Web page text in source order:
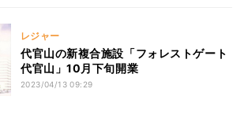
レジャー
代官山の新複合施設「フォレストゲート
代官山」10月下旬開業
2023/04/13 09:29